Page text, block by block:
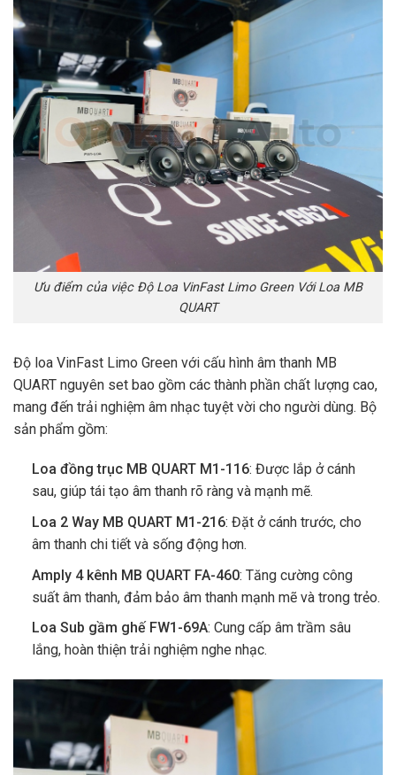
Ưu điểm của việc Độ Loa VinFast Limo Green Với Loa MB
QUART
Độ loa VinFast Limo Green với cấu hình âm thanh MB
QUART nguyên set bao gồm các thành phần chất lượng cao,
mang đến trải nghiệm âm nhạc tuyệt vời cho người dùng. Bộ
sản phẩm gồm:
Loa đồng trục MB QUART M1-116: Được lắp ở cánh
sau, giúp tái tạo âm thanh rõ ràng và mạnh mẽ.
Loa 2 Way MB QUART M1-216: Đặt ở cánh trước, cho
âm thanh chi tiết và sống động hơn.
Amply 4 kênh MB QUART FA-460: Tăng cường công
suất âm thanh, đảm bảo âm thanh mạnh mẽ và trong trẻo.
Loa Sub gầm ghế FW1-69A: Cung cấp âm trầm sâu
lắng, hoàn thiện trải nghiệm nghe nhạc.